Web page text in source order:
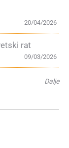
20/04/2026
rat
09/03/2026
Dalje